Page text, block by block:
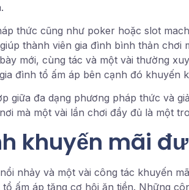
thức cũng như poker hoặc slot
thành viên gia đình bình thản
mới, cùng tác và một vài thường
đình tổ ấm áp bên cạnh đó khuyến
giữa đa dạng phương pháp thức và
mà một vài lần chơi đầy đủ là một
khuyến mãi
nhảy và một vài công tác khuyến
ấm áp tăng cơ hội ăn tiền. Những